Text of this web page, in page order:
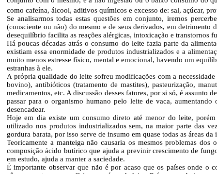
como cafeína, álcool, aditivos químicos e excesso de: sal, açúcar,
Se analisarmos todas estas questões em conjunto, iremos
(consciente ou não) do mesmo e de seus derivados, em
desequilíbrio facilita as reações alérgicas, intoxicação e transtornos
Há poucas décadas atrás o consumo do leite fazia parte da
existiam essa enormidade de produtos industrializados e a
muito menos estresse físico, mental e emocional, havendo um
estranhas à ele.
A própria qualidade do leite sofreu modificações com a
bovino), antibióticos (tratamento de mastites), pasteurização,
medicamentos, etc. A discussão desses fatores, por si só, é assunto
passar para o organismo humano pelo leite de vaca,
desencadear.
Hoje em dia existe um consumo direto até menor do leite,
utilizado nos produtos industrializados sem, na maior parte das
gordura barata, por isso serve de insumo em quase todas as áreas
Teoricamente a manteiga não causaria os mesmos problemas
composição ácido butírico que ajuda a previnir crescimento de
em estudo, ajuda a manter a saciedade.
É importante observar que não é por acaso que os países onde o